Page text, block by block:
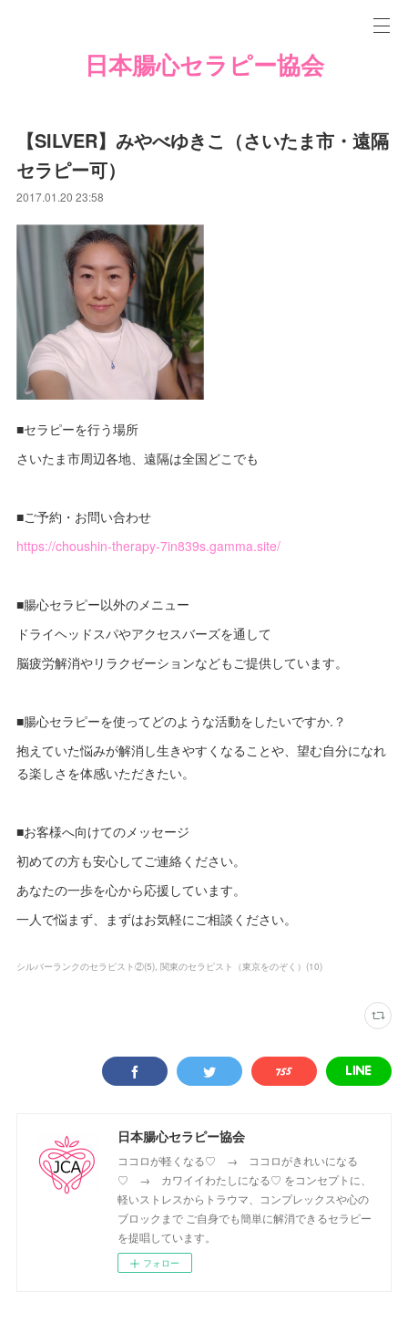
日本腸心セラピー協会
【SILVER】みやべゆきこ（さいたま市・遠隔
セラピー可）
2017.01.20 23:58
■セラピーを行う場所
さいたま市周辺各地、遠隔は全国どこでも
■ご予約・お問い合わせ
https://choushin-therapy-7in839s.gamma.site/
■腸心セラピー以外のメニュー
ドライヘッドスパやアクセスバーズを通して
脳疲労解消やリラクゼーションなどもご提供しています。
■腸心セラピーを使ってどのような活動をしたいですか.？
抱えていた悩みが解消し生きやすくなることや、望む自分になれ
る楽しさを体感いただきたい。
■お客様へ向けてのメッセージ
初めての方も安心してご連絡ください。
あなたの一歩を心から応援しています。
一人で悩まず、まずはお気軽にご相談ください。
シルバーランクのセラピスト②(5) 関東のセラピスト（東京をのぞく） (10)
日本腸心セラピー協会
ココロが軽くなる♡ → ココロがきれいになる
♡ → カワイイわたしになる♡ をコンセプトに、
軽いストレスからトラウマ、コンプレックスや心の
ブロックまで ご自身でも簡単に解消できるセラピー
を提唱しています。
フォロー